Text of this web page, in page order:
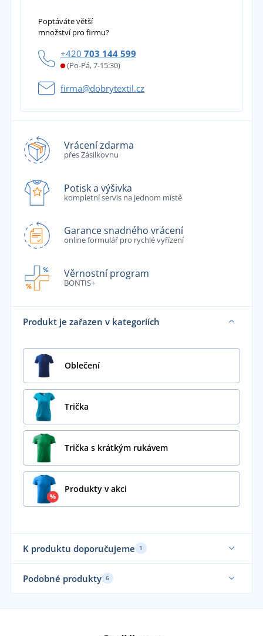
Poptáváte větší
množství pro firmu?
+420 703 144 599
(Po-Pá, 7-15:30)
firma@dobrytextil.cz
Vrácení zdarma
přes Zásilkovnu
Potisk a výšivka
kompletní servis na jednom místě
Garance snadného vrácení
online formulář pro rychlé vyřízení
Věrnostní program
BONTIS+
Produkt je zařazen v kategoriích
Oblečení
Trička
Trička s krátkým rukávem
Produkty v akci
K produktu doporučujeme 1
Podobné produkty 6